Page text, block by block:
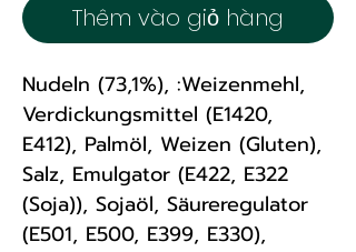
Thêm vào giỏ hàng
Nudeln (73,1%), :Weizenmehl,
Verdickungsmittel (E1420,
E412), Palmöl, Weizen (Gluten),
Salz, Emulgator (E422, E322
(Soja)), Sojaöl, Säureregulator
(E501, E500, E399, E330),